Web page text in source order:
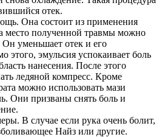
отек.
Она состоит из применения
место полученной травмы можно
уменьшает отек и его
этого, эмульсия успокаивает боль
нанесения. После этого
ледяной компресс. Кроме
можно использовать мази
Они призваны снять боль и
В случае если рука очень болит,
Найз или другие.